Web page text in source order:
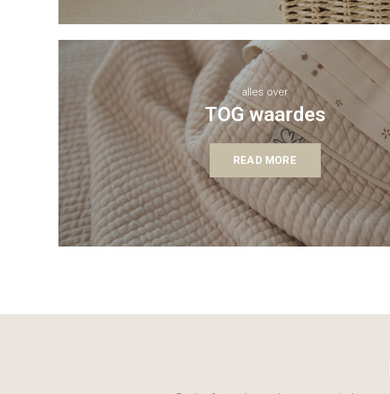
alles over
TOG waardes
READ MORE